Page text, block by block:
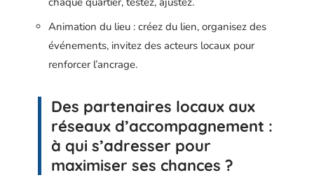
Animation du lieu : créez du lien, organisez des
événements, invitez des acteurs locaux pour
renforcer l’ancrage.
Des partenaires locaux aux
réseaux d’accompagnement :
à qui s’adresser pour
maximiser ses chances ?